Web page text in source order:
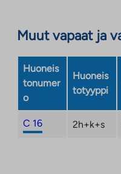
Muut vapaat ja
Huoneis
tonumer
o
Huoneis
totyyppi
C 16 2h+k+s